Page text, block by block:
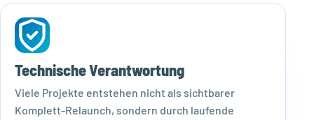
Technische Verantwortung
Viele Projekte entstehen nicht als sichtbarer
Komplett-Relaunch, sondern durch laufende